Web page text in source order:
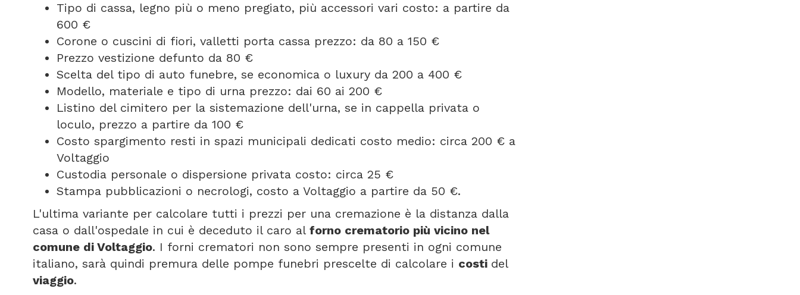
Tipo di cassa, legno più o meno pregiato, più accessori vari costo: a partire da
600 €
Corone o cuscini di fiori, valletti porta cassa prezzo: da 80 a 150 €
Prezzo vestizione defunto da 80 €
Scelta del tipo di auto funebre, se economica o luxury da 200 a 400 €
Modello, materiale e tipo di urna prezzo: dai 60 ai 200 €
Listino del cimitero per la sistemazione dell'urna, se in cappella privata o
loculo, prezzo a partire da 100 €
Costo spargimento resti in spazi municipali dedicati costo medio: circa 200 € a
Voltaggio
Custodia personale o dispersione privata costo: circa 25 €
Stampa pubblicazioni o necrologi, costo a Voltaggio a partire da 50 €.
L'ultima variante per calcolare tutti i prezzi per una cremazione è la distanza dalla
casa o dall'ospedale in cui è deceduto il caro al forno crematorio più vicino nel
comune di Voltaggio. I forni crematori non sono sempre presenti in ogni comune
italiano, sarà quindi premura delle pompe funebri prescelte di calcolare i costi del
viaggio.